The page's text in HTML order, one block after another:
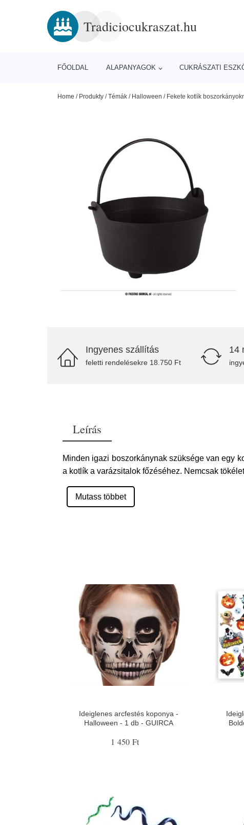
Tradiciocukraszat.hu
FŐOLDAL ALAPANYAGOK CUKRÁSZATI
Home / Produkty /Témák / Halloween / Fekete kotlík
Ingyenes szállítás
feletti rendelésekre 18.750 Ft
14
Leírás
Minden igazi boszorkánynak szüksége van egy
a kotlík a varázsitalok főzéséhez. Nemcsak
Mutass többet
Ideiglenes arcfestés koponya -
Halloween - 1 db - GUIRCA
1 450 Ft